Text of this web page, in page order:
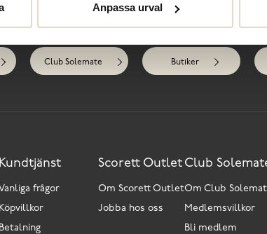
Anpassa urval
Club Solemate Butiker
Kundtjänst
frågor
Köpvillkor
Betalning
Scorett Outlet
Om Scorett Outlet
Jobba hos oss
Club
Om Club
Medlemsvillkor
Bli medlem